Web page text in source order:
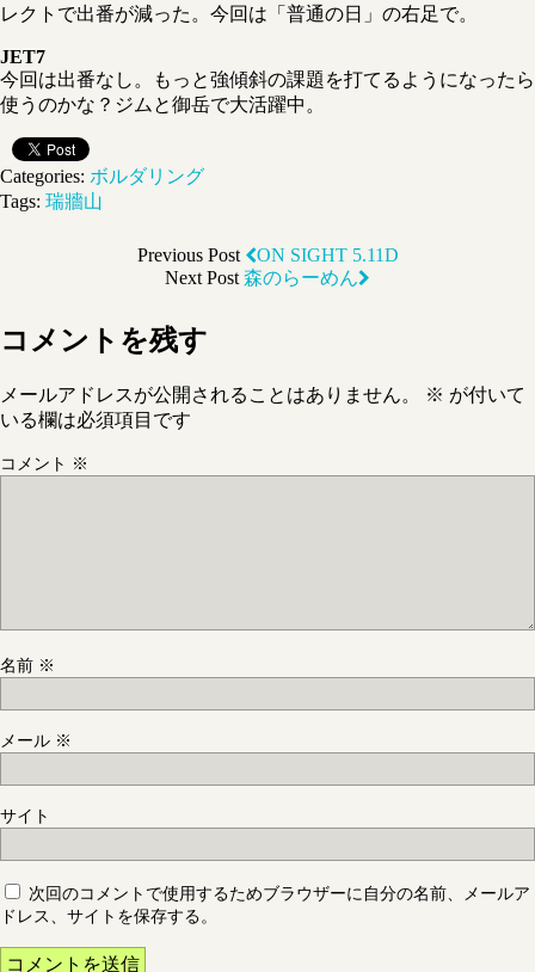
レクトで出番が減った。今回は「普通の日」の右足で。
JET7
今回は出番なし。もっと強傾斜の課題を打てるようになったら
使うのかな？ジムと御岳で大活躍中。
Categories: ボルダリング
Tags: 瑞牆山
Previous Post
ON SIGHT 5.11D
Next Post 森のらーめん
コメントを残す
メールアドレスが公開されることはありません。 ※ が付いて
いる欄は必須項目です
コメント ※
名前 ※
メール ※
サイト
次回のコメントで使用するためブラウザーに自分の名前、メールア
ドレス、サイトを保存する。